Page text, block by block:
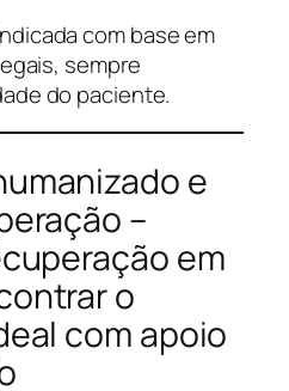
com base em
sempre
do paciente.
e
–
em
o
com apoio